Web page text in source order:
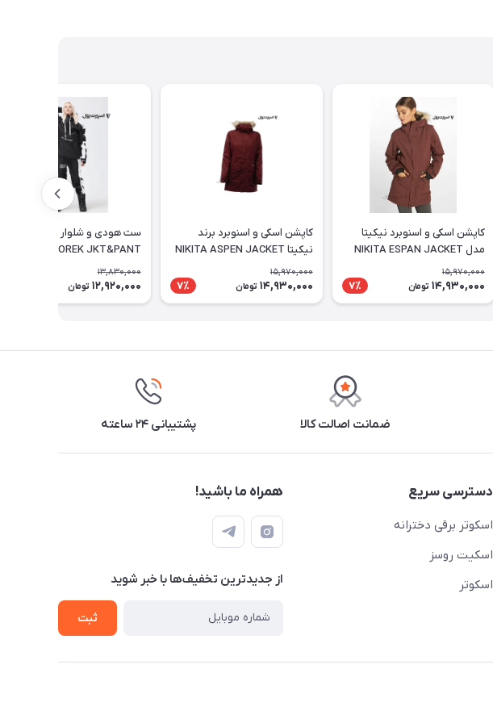
کاپشن اسکی و اسنوبرد نیکیتا
مدل NIKITA ESPAN JACKET
15,970,000
14,930,000 تومان 7٪
کاپشن اسکی و اسنوبرد برند
نیکیتا NIKITA ASPEN JACKET
15,970,000
14,930,000 تومان 7٪
ست هودی و شلوار اسنوبرد
DOOREK JKT&PANT
SNOWBOARD
13,830,000
12,920,000 تومان
ضمانت اصالت کالا پشتیبانی ۲۴ ساعته
دسترسی سریع
اسکوتر برقی دخترانه
اسکیت روسز
اسکوتر
همراه ما باشید!
از جدید‌ترین تخفیف‌ها با‌ خبر شوید
ثبت